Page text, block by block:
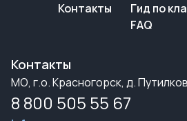
Контакты
Гид по
FAQ
Контакты
МО, г.о. Красногорск, д.
8 800 505 55 67